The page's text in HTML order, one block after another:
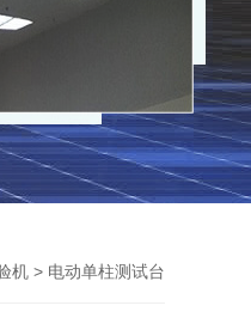
机 > 电动单柱测试台